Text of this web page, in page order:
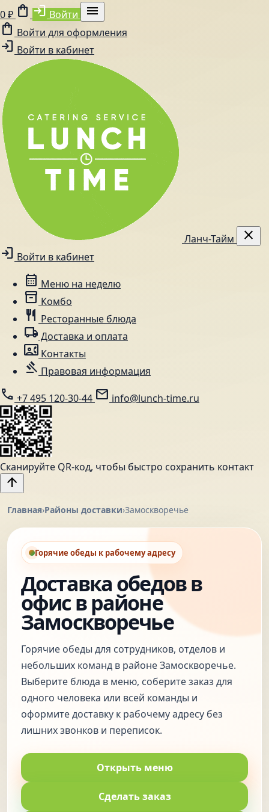
0 ₽ shopping_bag login Войти
menu
shopping_bag Войти для оформления
login Войти в кабинет
Ланч-Тайм
close
login Войти в кабинет
calendar_month Меню на неделю
inventory_2 Комбо
restaurant Ресторанные блюда
local_shipping Доставка и оплата
contact_phone Контакты
gavel Правовая информация
call +7 495 120-30-44 mail info@lunch-time.ru
Сканируйте QR-код, чтобы быстро сохранить контакт
arrow_upward
Главная›Районы доставки›Замоскворечье
Горячие обеды к рабочему адресу
Доставка обедов в
офис в районе
Замоскворечье
Горячие обеды для сотрудников, отделов и
небольших команд в районе Замоскворечье.
Выберите блюда в меню, соберите заказ для
одного человека или всей команды и
оформите доставку к рабочему адресу без
лишних звонков и переписок.
Открыть меню
Сделать заказ